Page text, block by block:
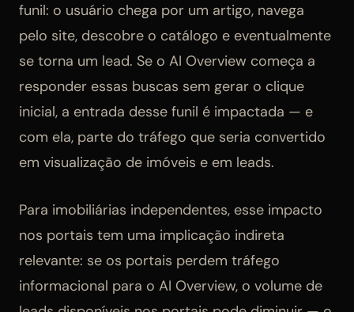
funil: o usuário chega por um artigo, navega
pelo site, descobre o catálogo e eventualmente
se torna um lead. Se o AI Overview começa a
responder essas buscas sem gerar o clique
inicial, a entrada desse funil é impactada — e
com ela, parte do tráfego que seria convertido
em visualização de imóveis e em leads.
Para imobiliárias independentes, esse impacto
nos portais tem uma implicação indireta
relevante: se os portais perdem tráfego
informacional para o AI Overview, o volume de